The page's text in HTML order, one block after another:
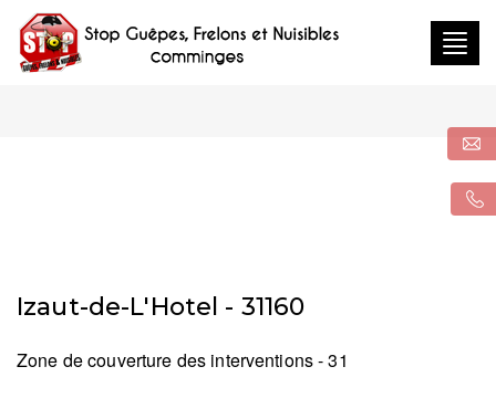
Izaut-de-L'Hotel - 31160
Zone de couverture des interventions - 31